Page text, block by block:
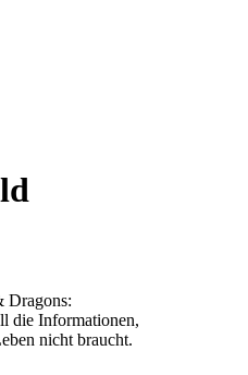
Dragons:
die Informationen,
nicht braucht.